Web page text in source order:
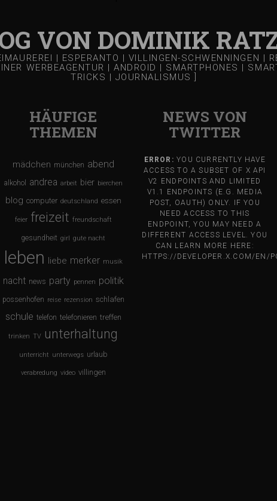
VON DOMINIK
| ESPERANTO | VILLINGEN-SCHWENNINGEN |
WERBEAGENTUR | ANDROID | SMARTPHONES |
TRICKS | JOURNALISMUS ]
HÄUFIGE
THEMEN
mädchen münchen abend
alkohol andrea arbeit bier bierchen
blog computer deutschland essen
feier freizeit freundschaft
gesundheit girl gute nacht
leben liebe merker musik
nacht news party pennen politik
possenhofen reise rezension schlafen
schule telefon telefonieren treffen
trinken TV unterhaltung
unterricht unterwegs urlaub
verabredung video villingen
NEWS VON
TWITTER
ERROR: YOU CURRENTLY HAVE
ACCESS TO A SUBSET OF X API
V2 ENDPOINTS AND LIMITED
V1.1 ENDPOINTS (E.G. MEDIA
POST, OAUTH) ONLY. IF YOU
NEED ACCESS TO THIS
ENDPOINT, YOU MAY NEED A
DIFFERENT ACCESS LEVEL. YOU
CAN LEARN MORE HERE:
HTTPS://DEVELOPER.X.COM/EN/